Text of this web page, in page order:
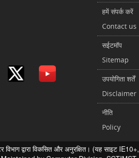
हमें संपर्क करें
Contact us
सईटमॉप
Sitemap
उपयोगिता शर्तें
Disclaimer
नीति
Policy
द्वारा विकसित और अनुरक्षित। (यह साइट